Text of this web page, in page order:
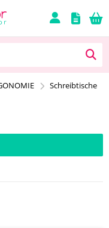
Schreibtische